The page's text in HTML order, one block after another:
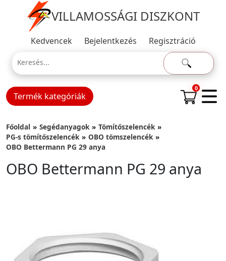
VILLAMOSSÁGI DISZKONT
Kedvencek Bejelentkezés Regisztráció
Termék kategóriák
0
Főoldal Segédanyagok
Tömítőszelencék
PG-s tömítőszelencék
OBO tömszelencék
OBO Bettermann PG 29 anya
OBO Bettermann PG 29 anya